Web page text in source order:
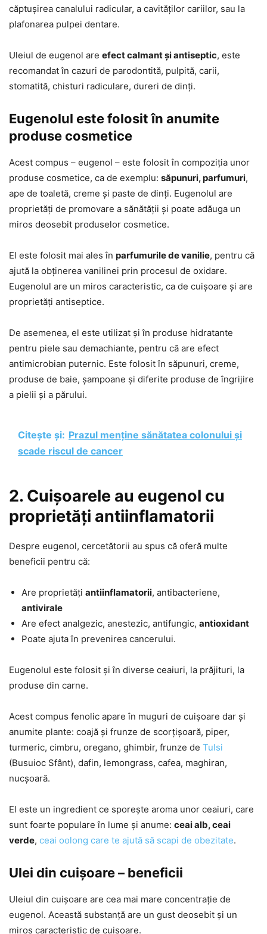
căptușirea canalului radicular, a cavităților cariilor, sau la
plafonarea pulpei dentare.
Uleiul de eugenol are efect calmant și antiseptic, este
recomandat în cazuri de parodontită, pulpită, carii,
stomatită, chisturi radiculare, dureri de dinți.
Eugenolul este folosit în anumite
produse cosmetice
Acest compus – eugenol – este folosit în compoziția unor
produse cosmetice, ca de exemplu: săpunuri, parfumuri,
ape de toaletă, creme și paste de dinți. Eugenolul are
proprietăți de promovare a sănătății și poate adăuga un
miros deosebit produselor cosmetice.
El este folosit mai ales în parfumurile de vanilie, pentru că
ajută la obținerea vanilinei prin procesul de oxidare.
Eugenolul are un miros caracteristic, ca de cuișoare și are
proprietăți antiseptice.
De asemenea, el este utilizat și în produse hidratante
pentru piele sau demachiante, pentru că are efect
antimicrobian puternic. Este folosit în săpunuri, creme,
produse de baie, șampoane și diferite produse de îngrijire
a pielii și a părului.
Citește și: Prazul menține sănătatea colonului și
scade riscul de cancer
2. Cuișoarele au eugenol cu
proprietăți antiinflamatorii
Despre eugenol, cercetătorii au spus că oferă multe
beneficii pentru că:
Are proprietăți antiinflamatorii, antibacteriene,
antivirale
Are efect analgezic, anestezic, antifungic, antioxidant
Poate ajuta în prevenirea cancerului.
Eugenolul este folosit și în diverse ceaiuri, la prăjituri, la
produse din carne.
Acest compus fenolic apare în muguri de cuișoare dar și
anumite plante: coajă și frunze de scorțișoară, piper,
turmeric, cimbru, oregano, ghimbir, frunze de Tulsi
(Busuioc Sfânt), dafin, lemongrass, cafea, maghiran,
nucșoară.
El este un ingredient ce sporește aroma unor ceaiuri, care
sunt foarte populare în lume și anume: ceai alb, ceai
verde, ceai oolong care te ajută să scapi de obezitate.
Ulei din cuișoare – beneficii
Uleiul din cuișoare are cea mai mare concentrație de
eugenol. Această substanță are un gust deosebit și un
miros caracteristic de cuișoare.